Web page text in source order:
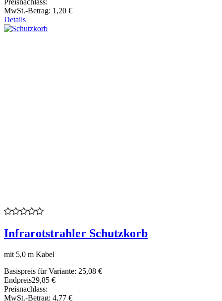
Preisnachlass:
MwSt.-Betrag: 1,20 €
Details
Infrarotstrahler Schutzkorb
mit 5,0 m Kabel
Basispreis für Variante: 25,08 €
Endpreis29,85 €
Preisnachlass:
MwSt.-Betrag: 4,77 €